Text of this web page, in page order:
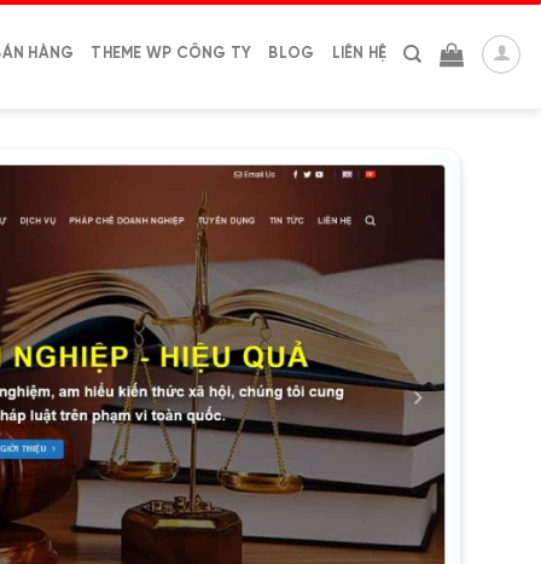
HÀNG THEME WP CÔNG TY BLOG LIÊN HỆ